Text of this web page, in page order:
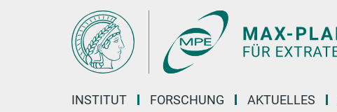
INSTITUT FORSCHUNG AKTUELLES